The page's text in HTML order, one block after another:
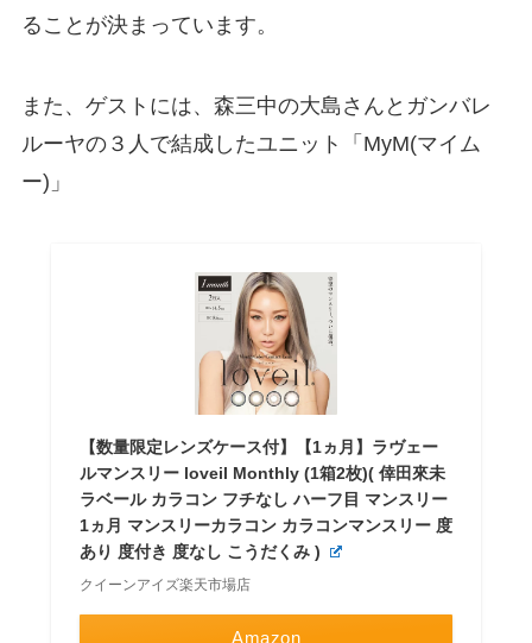
ることが決まっています。
また、ゲストには、森三中の大島さんとガンバレ
ルーヤの３人で結成したユニット「MyM(マイム
ー)」
【数量限定レンズケース付】【1ヵ月】ラヴェー
ルマンスリー loveil Monthly (1箱2枚)( 倖田來未
ラベール カラコン フチなし ハーフ目 マンスリー
1ヵ月 マンスリーカラコン カラコンマンスリー 度
あり 度付き 度なし こうだくみ )
クイーンアイズ楽天市場店
Amazon